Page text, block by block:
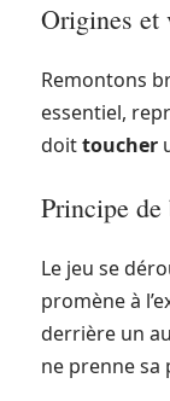
Origines et
Remontons
essentiel,
doittoucher
Principe de
Le jeu se
promène à
derrière un
ne prenne sa